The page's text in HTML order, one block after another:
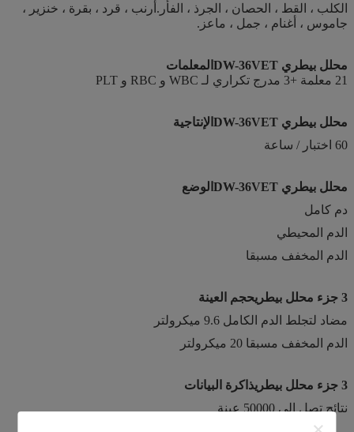
الكلب ، القط ، الحصان ، الجرذ ، الفأر.أرنب ، قرد ، بقرة ، خنزير ،
جاموس ، أغنام ، جمل ، ماعز.
محلل بيطري DW-36VET
المعلمات
21 معلمة +3 مدرج تكراري لـ WBC و RBC و PLT
محلل بيطري DW-36VET
الإنتاجية
60 اختبار / ساعة
محلل بيطري DW-36VET
الوضع
دم كامل
الدم المحيطي
الدم المخفف مسبقا
3 جزء محلل بيطري
حجم العينة
مضاد لتجلط الدم الكامل 9.6 ميكرولتر
الدم المخفف مسبقا 20 ميكرولتر
3 جزء محلل بيطري
ذاكرة البيانات
نتائج تصل إلى 50000 عينة